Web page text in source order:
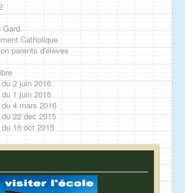
Gard
Catholique
parents d'élèves
2 juin 2016
1 juin 2016
4 mars 2016
22 dec 2015
16 oct 2015